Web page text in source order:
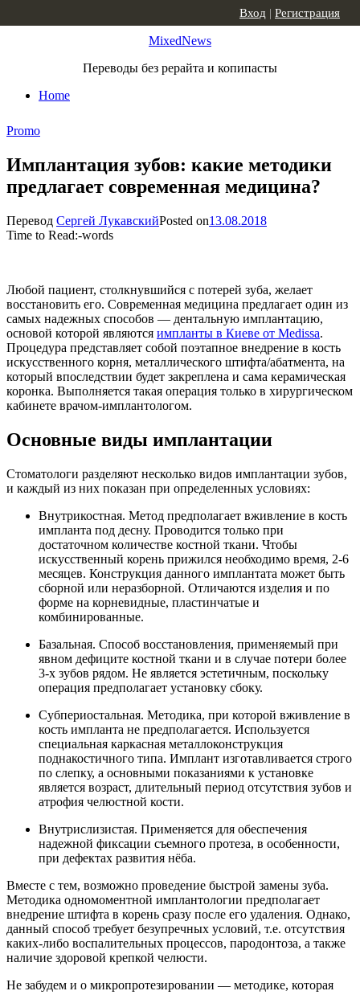
MixedNews
Переводы без рерайта и копипасты
Home
Вход | Регистрация
Promo
Имплантация зубов: какие методики
предлагает современная медицина?
Перевод Сергей ЛукавскийPosted on13.08.2018
Time to Read:-words
Любой пациент, столкнувшийся с потерей зуба, желает
восстановить его. Современная медицина предлагает один из
самых надежных способов — дентальную имплантацию,
основой которой являются импланты в Киеве от Medissa.
Процедура представляет собой поэтапное внедрение в кость
искусственного корня, металлического штифта/абатмента, на
который впоследствии будет закреплена и сама керамическая
коронка. Выполняется такая операция только в хирургическом
кабинете врачом-имплантологом.
Основные виды имплантации
Стоматологи разделяют несколько видов имплантации зубов,
и каждый из них показан при определенных условиях:
Внутрикостная. Метод предполагает вживление в кость
импланта под десну. Проводится только при
достаточном количестве костной ткани. Чтобы
искусственный корень прижился необходимо время, 2-6
месяцев. Конструкция данного имплантата может быть
сборной или неразборной. Отличаются изделия и по
форме на корневидные, пластинчатые и
комбинированные.
Базальная. Способ восстановления, применяемый при
явном дефиците костной ткани и в случае потери более
3-х зубов рядом. Не является эстетичным, поскольку
операция предполагает установку сбоку.
Субпериостальная. Методика, при которой вживление в
кость импланта не предполагается. Используется
специальная каркасная металлоконструкция
поднакостичного типа. Имплант изготавливается строго
по слепку, а основными показаниями к установке
является возраст, длительный период отсутствия зубов и
атрофия челюстной кости.
Внутрислизистая. Применяется для обеспечения
надежной фиксации съемного протеза, в особенности,
при дефектах развития нёба.
Вместе с тем, возможно проведение быстрой замены зуба.
Методика одномоментной имплантологии предполагает
внедрение штифта в корень сразу после его удаления. Однако,
данный способ требует безупречных условий, т.е. отсутствия
каких-либо воспалительных процессов, пародонтоза, а также
наличие здоровой крепкой челюсти.
Не забудем и о микропротезировании — методике, которая